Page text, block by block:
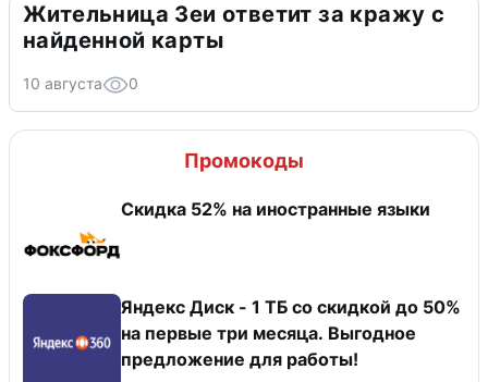
Жительница Зеи ответит за кражу с
найденной карты
10 августа 0
Промокоды
Скидка 52% на иностранные языки
Яндекс Диск - 1 ТБ со скидкой до 50%
на первые три месяца. Выгодное
предложение для работы!